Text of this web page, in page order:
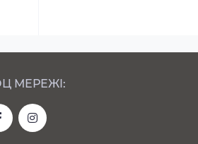
МЕРЕЖІ: